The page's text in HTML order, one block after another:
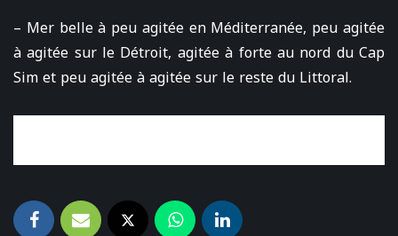
– Mer belle à peu agitée en Méditerranée, peu agitée
à agitée sur le Détroit, agitée à forte au nord du Cap
Sim et peu agitée à agitée sur le reste du Littoral.